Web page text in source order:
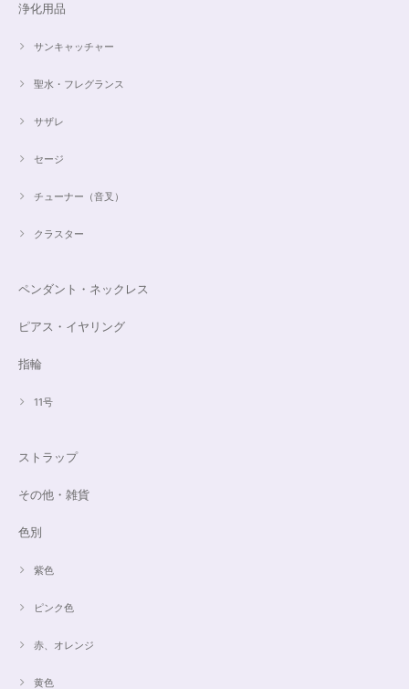
浄化用品
サンキャッチャー
聖水・フレグランス
サザレ
セージ
チューナー（音叉）
クラスター
ペンダント・ネックレス
ピアス・イヤリング
指輪
11号
ストラップ
その他・雑貨
色別
紫色
ピンク色
赤、オレンジ
黄色